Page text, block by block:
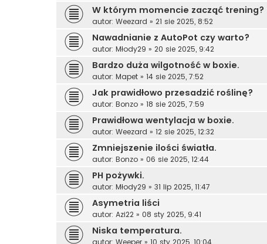
W którym momencie zacząć trening?
autor: Weezard » 21 sie 2025, 8:52
Nawadnianie z AutoPot czy warto?
autor: Młody29 » 20 sie 2025, 9:42
Bardzo duża wilgotność w boxie.
autor: Mapet » 14 sie 2025, 7:52
Jak prawidłowo przesadzić roślinę?
autor: Bonzo » 18 sie 2025, 7:59
Prawidłowa wentylacja w boxie.
autor: Weezard » 12 sie 2025, 12:32
Zmniejszenie ilości światła.
autor: Bonzo » 06 sie 2025, 12:44
PH pożywki.
autor: Młody29 » 31 lip 2025, 11:47
Asymetria liści
autor: Azi22 » 08 sty 2025, 9:41
Niska temperatura.
autor: Weeper » 10 sty 2025, 10:04